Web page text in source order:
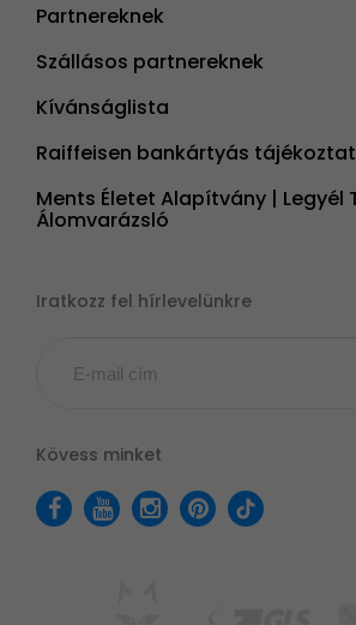
Partnereknek
Szállásos partnereknek
Kívánságlista
Raiffeisen bankártyás
Ments Életet Alapítvány | Legyél
Álomvarázsló
Iratkozz fel hírlevelünkre
Kövess minket